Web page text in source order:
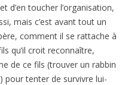
d’en toucher l’organisation,
mais c’est avant tout un
comment il se rattache à
qu’il croit reconnaître,
de ce fils (trouver un rabbin
pour tenter de survivre lui-